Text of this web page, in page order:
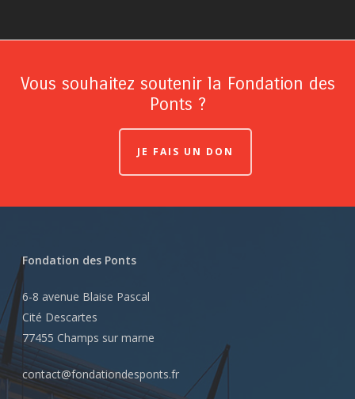
Vous souhaitez soutenir la Fondation des
Ponts ?
JE FAIS UN DON
Fondation des Ponts
6-8 avenue Blaise Pascal
Cité Descartes
77455 Champs sur marne
contact@fondationdesponts.fr